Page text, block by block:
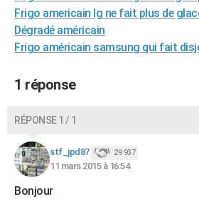
Destinations
City break
Voyage nature
Voyage de noces
Forum
Climat
PHOTO
GUIDES D'ACHAT
Dictionnaire
Biographies
Citations
Expressions
Proverbes
PROGRAMME TV
COPAINS D'AVANT
Frigo americain lg ne fait plus de
Dégradé américain
Frigo américain samsung qui fait
1 réponse
RÉPONSE 1 / 1
stf_jpd87 29 937
11 mars 2015 à 16:54
Bonjour